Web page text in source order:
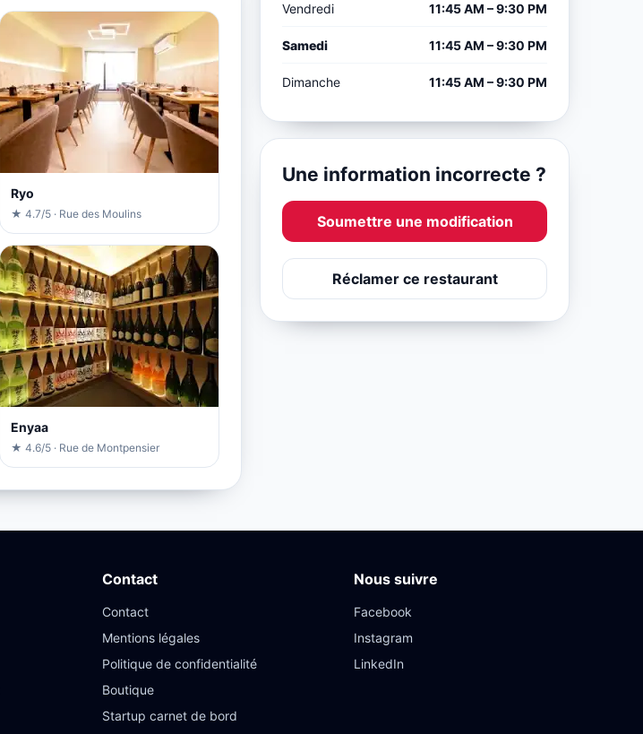
Ryo
★ 4.7/5 · Rue des Moulins
Enyaa
★ 4.6/5 · Rue de Montpensier
Vendredi 11:45 AM – 9:30 PM
Samedi 11:45 AM – 9:30 PM
Dimanche 11:45 AM – 9:30 PM
Une information incorrecte ?
Soumettre une modification
Réclamer ce restaurant
Contact
Contact
Mentions légales
Politique de confidentialité
Boutique
Startup carnet de bord
Nous suivre
Facebook
Instagram
LinkedIn